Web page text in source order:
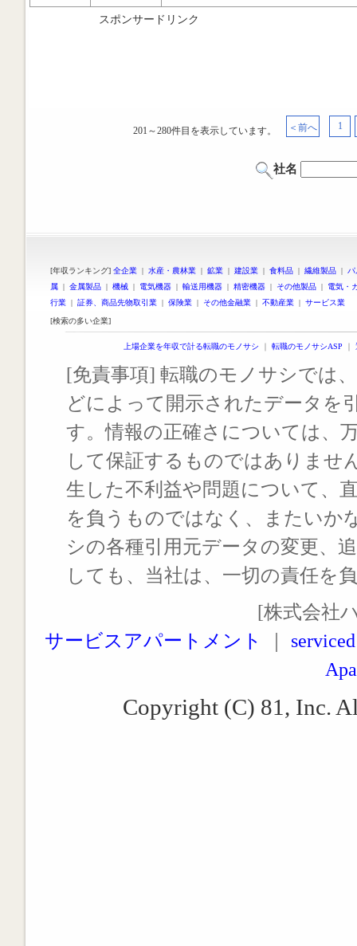
スポンサードリンク
201～280件目を表示しています。 ＜前へ 1
社名
[年収ランキング] 全企業 | 水産・農林業 | 鉱業 | 建設業 | 食料品 | 繊維製品 |
属 | 金属製品 | 機械 | 電気機器 | 輸送用機器 | 精密機器 | その他製品 | 電気・
行業 | 証券、商品先物取引業 | 保険業 | その他金融業 | 不動産業 | サービス業
[検索の多い企業]
上場企業を年収で計る転職のモノサシ ｜ 転職のモノサシASP ｜
[免責事項] 転職のモノサシでは
どによって開示されたデータを
す。情報の正確さについては、
して保証するものではありませ
生した不利益や問題について、
を負うものではなく、またいか
シの各種引用元データの変更、
しても、当社は、一切の責任を
[株式会社
サービスアパートメント
Copyright (C) 81, Inc.